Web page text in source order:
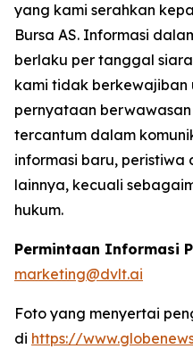
yang kami serahkan
Bursa AS. Informasi
berlaku per tanggal
kami tidak berkewajiban
pernyataan
tercantum dalam
informasi baru,
lainnya, kecuali
hukum.
Permintaan Informasi
marketing@dvlt.ai
Foto yang menyertai
di https://